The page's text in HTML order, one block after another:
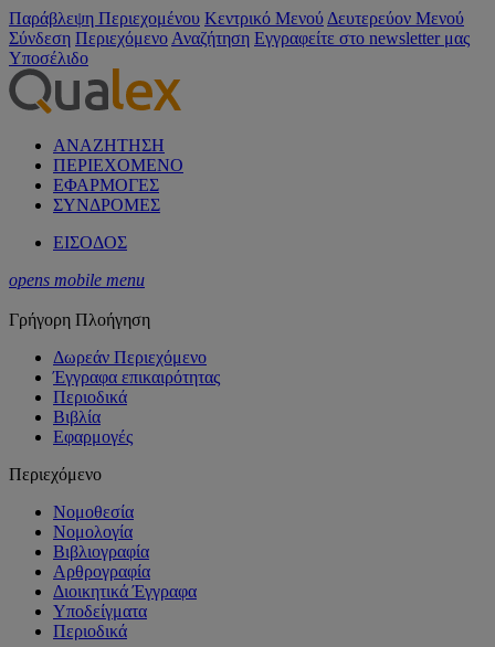
Παράβλεψη Περιεχομένου Κεντρικό Μενού Δευτερεύον Μενού
Σύνδεση Περιεχόμενο Αναζήτηση Εγγραφείτε στο newsletter μας
Υποσέλιδο
ΑΝΑΖΗΤΗΣΗ
ΠΕΡΙΕΧΟΜΕΝΟ
ΕΦΑΡΜΟΓΕΣ
ΣΥΝΔΡΟΜΕΣ
ΕΙΣΟΔΟΣ
opens mobile menu
Γρήγορη Πλοήγηση
Δωρεάν Περιεχόμενο
Έγγραφα επικαιρότητας
Περιοδικά
Βιβλία
Εφαρμογές
Περιεχόμενο
Νομοθεσία
Νομολογία
Βιβλιογραφία
Αρθρογραφία
Διοικητικά Έγγραφα
Υποδείγματα
Περιοδικά